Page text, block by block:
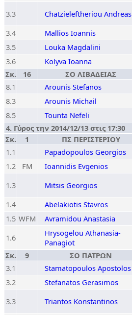
3.3
Chatzieleftheriou Andreas
3.4
Mallios Ioannis
3.5
Louka Magdalini
3.6
Kolyva Ioanna
Σκ.
16 ΣΟ ΛΙΒΑΔΕΙΑΣ
8.1
Arounis Stefanos
8.3
Arounis Michail
8.5
Tounta Nefeli
4. Γύρος την 2014/12/13 στις 17:30
Σκ.
1 ΠΣ ΠΕΡΙΣΤΕΡΙΟΥ
1.1
Papadopoulos Georgios
1.2
FM Ioannidis Evgenios
1.3
Mitsis Georgios
1.4
Abelakiotis Stavros
1.5 WFM Avramidou Anastasia
1.6
Hrysogelou Athanasia-
Panagiot
Σκ.
9 ΣΟ ΠΑΤΡΩΝ
3.1
Stamatopoulos Apostolos
3.2
Stefanatos Gerasimos
3.3
Triantos Konstantinos